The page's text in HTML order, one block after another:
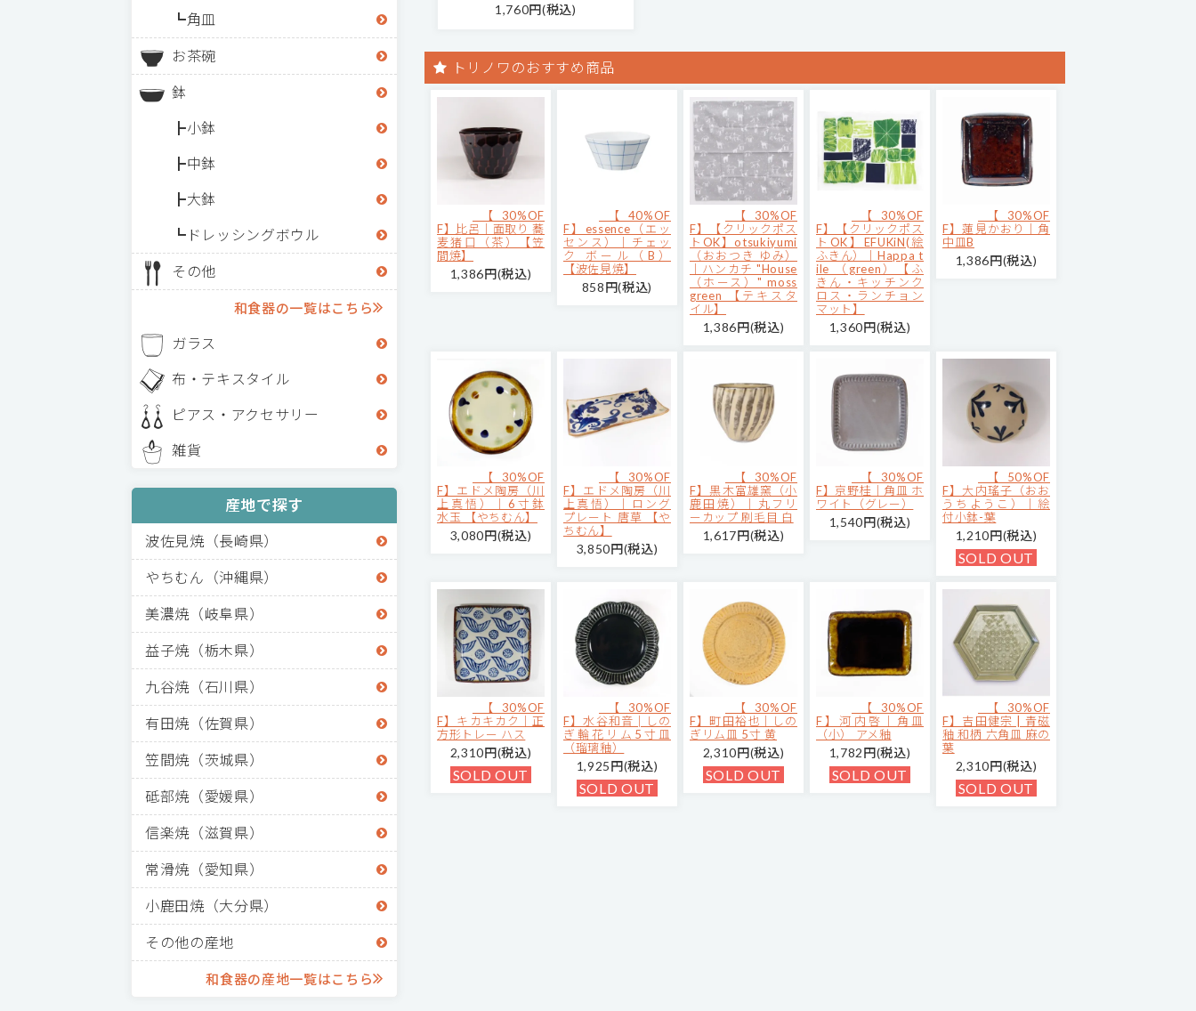
角皿
お茶碗
鉢
小鉢
中鉢
大鉢
ドレッシングボウル
その他
和食器の一覧はこちら
ガラス
布・テキスタイル
ピアス・アクセサリー
雑貨
産地で探す
波佐見焼（長崎県）
やちむん（沖縄県）
美濃焼（岐阜県）
益子焼（栃木県）
九谷焼（石川県）
有田焼（佐賀県）
笠間焼（茨城県）
砥部焼（愛媛県）
信楽焼（滋賀県）
常滑焼（愛知県）
小鹿田焼（大分県）
その他の産地
和食器の産地一覧はこちら
1,760円(税込)
トリノワのおすすめ商品
【30%OF
F】比呂｜面取り 蕎
麦猪口（茶）【笠
間焼】
1,386円(税込)
【40%OF
F】essence（エッ
センス）｜チェッ
ク ボール（B）
【波佐見焼】
858円(税込)
【30%OF
F】【クリックポス
トOK】otsukiyumi
（おおつき ゆみ）
｜ハンカチ "House
（ホース）" moss
green 【テキスタ
イル】
1,386円(税込)
【30%OF
F】【クリックポス
トOK】EFUKiN(絵
ふきん）｜Happa t
ile （green）【ふ
きん・キッチンク
ロス・ランチョン
マット】
1,360円(税込)
【30%OF
F】蓮見かおり｜角
中皿B
1,386円(税込)
【30%OF
F】エドメ陶房（川
上真悟）｜6寸鉢
水玉 【やちむん】
3,080円(税込)
【30%OF
F】エドメ陶房（川
上真悟）｜ロング
プレート 唐草 【や
ちむん】
3,850円(税込)
【30%OF
F】黒木富雄窯（小
鹿田焼）｜丸フリ
ーカップ 刷毛目 白
1,617円(税込)
【30%OF
F】京野桂｜角皿 ホ
ワイト（グレー）
1,540円(税込)
【50%OF
F】大内瑤子（おお
うちようこ）｜絵
付小鉢-葉
1,210円(税込)
SOLD OUT
【30%OF
F】キカキカク｜正
方形トレー ハス
2,310円(税込)
SOLD OUT
【30%OF
F】水谷和音│しの
ぎ輪花リム5寸皿
（瑠璃釉）
1,925円(税込)
SOLD OUT
【30%OF
F】町田裕也｜しの
ぎリム皿 5寸 黄
2,310円(税込)
SOLD OUT
【30%OF
F】河内啓｜角皿
（小） アメ釉
1,782円(税込)
SOLD OUT
【30%OF
F】吉田健宗 | 青磁
釉 和柄 六角皿 麻の
葉
2,310円(税込)
SOLD OUT